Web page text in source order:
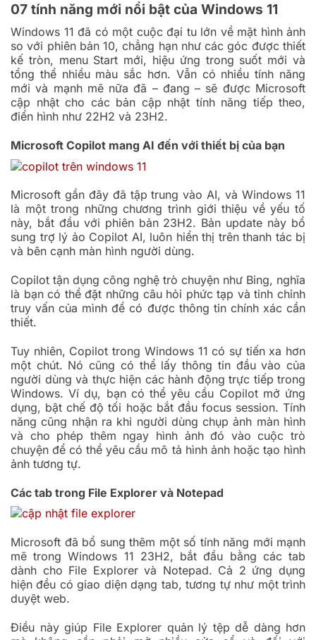
07 tính năng mới nổi bật của Windows 11
Windows 11 đã có một cuộc đại tu lớn về mặt hình ảnh
so với phiên bản 10, chẳng hạn như các góc được thiết
kế tròn, menu Start mới, hiệu ứng trong suốt mới và
tổng thể nhiều màu sắc hơn. Vẫn có nhiều tính năng
mới và mạnh mẽ nữa đã – đang – sẽ được Microsoft
cập nhật cho các bản cập nhật tính năng tiếp theo,
điển hình như 22H2 và 23H2.
Microsoft Copilot mang AI đến với thiết bị của bạn
Microsoft gần đây đã tập trung vào AI, và Windows 11
là một trong những chương trình giới thiệu về yếu tố
này, bắt đầu với phiên bản 23H2. Bản update này bổ
sung trợ lý ảo Copilot AI, luôn hiển thị trên thanh tác bị
và bên cạnh màn hình người dùng.
Copilot tận dụng công nghệ trò chuyện như Bing, nghĩa
là bạn có thể đặt những câu hỏi phức tạp và tinh chỉnh
truy vấn của mình để có được thông tin chính xác cần
thiết.
Tuy nhiên, Copilot trong Windows 11 có sự tiến xa hơn
một chút. Nó cũng có thể lấy thông tin đầu vào của
người dùng và thực hiện các hành động trực tiếp trong
Windows. Ví dụ, bạn có thể yêu cầu Copilot mở ứng
dụng, bật chế độ tối hoặc bắt đầu focus session. Tính
năng cũng nhận ra khi người dùng chụp ảnh màn hình
và cho phép thêm ngay hình ảnh đó vào cuộc trò
chuyện để có thể yêu cầu mô tả hình ảnh hoặc tạo hình
ảnh tương tự.
Các tab trong File Explorer và Notepad
Microsoft đã bổ sung thêm một số tính năng mới mạnh
mẽ trong Windows 11 23H2, bắt đầu bằng các tab
dành cho File Explorer và Notepad. Cả 2 ứng dụng
hiện đều có giao diện dạng tab, tương tự như một trình
duyệt web.
Điều này giúp File Explorer quản lý tệp dễ dàng hơn